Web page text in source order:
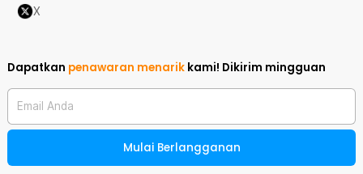
X
Dapatkan penawaran menarik kami! Dikirim mingguan
Email Anda
Mulai Berlangganan